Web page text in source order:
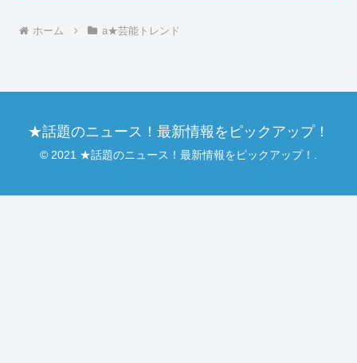
ホーム a★芸能トレンド
★話題のニュース！最新情報をピックアップ！
© 2021 ★話題のニュース！最新情報をピックアップ！.